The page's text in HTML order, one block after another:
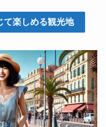
て楽しめる観光地